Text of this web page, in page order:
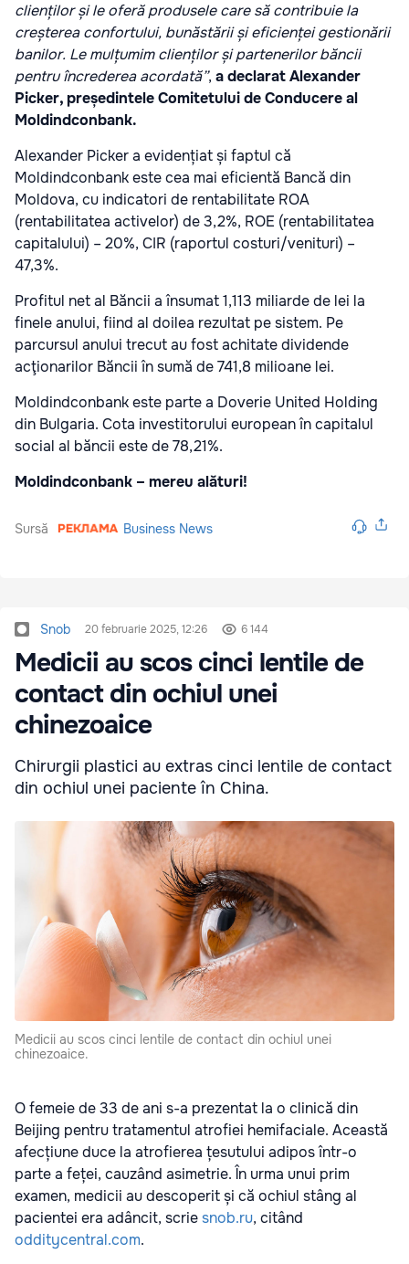
clienților și le oferă produsele care să contribuie la
creșterea confortului, bunăstării și eficienței gestionării
banilor. Le mulțumim clienților și partenerilor băncii
pentru încrederea acordată”, a declarat Alexander
Picker, președintele Comitetului de Conducere al
Moldindconbank.
Alexander Picker a evidențiat și faptul că
Moldindconbank este cea mai eficientă Bancă din
Moldova, cu indicatori de rentabilitate ROA
(rentabilitatea activelor) de 3,2%, ROE (rentabilitatea
capitalului) – 20%, CIR (raportul costuri/venituri) –
47,3%.
Profitul net al Băncii a însumat 1,113 miliarde de lei la
finele anului, fiind al doilea rezultat pe sistem. Pe
parcursul anului trecut au fost achitate dividende
acţionarilor Băncii în sumă de 741,8 milioane lei.
Moldindconbank este parte a Doverie United Holding
din Bulgaria. Cota investitorului european în capitalul
social al băncii este de 78,21%.
Moldindconbank – mereu alături!
Sursă Business News
Snob 20 februarie 2025, 12:26 6 144
Medicii au scos cinci lentile de
contact din ochiul unei
chinezoaice
Chirurgii plastici au extras cinci lentile de contact
din ochiul unei paciente în China.
Medicii au scos cinci lentile de contact din ochiul unei
chinezoaice.
O femeie de 33 de ani s-a prezentat la o clinică din
Beijing pentru tratamentul atrofiei hemifaciale. Această
afecțiune duce la atrofierea țesutului adipos într-o
parte a feței, cauzând asimetrie. În urma unui prim
examen, medicii au descoperit și că ochiul stâng al
pacientei era adâncit, scriesnob.ru, citând
odditycentral.com.